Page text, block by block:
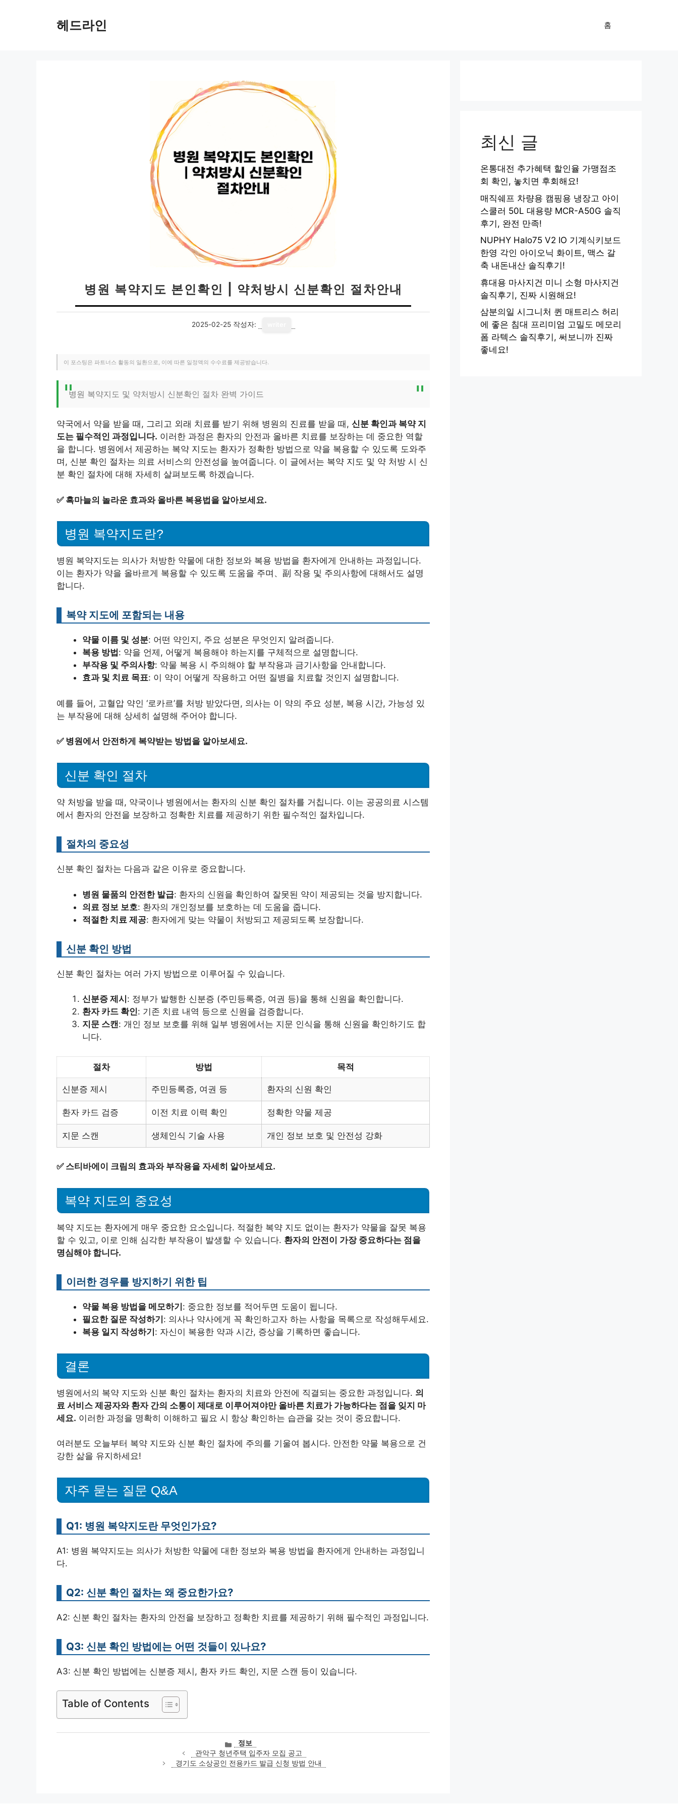
헤드라인 홈
병원 복약지도 본인확인 | 약처방시 신분확인 절차안내
2025-02-25 작성자:
이 포스팅은 파트너스 활동의 일환으로, 이에 따른 일정액의 수수료를 제공받습니다.
병원 복약지도 및 약처방시 신분확인 절차 완벽 가이드
약국에서 약을 받을 때, 그리고 외래 치료를 받기 위해 병원의 진료를 받을 때, 신분 확인과 복약 지
도는 필수적인 과정입니다. 이러한 과정은 환자의 안전과 올바른 치료를 보장하는 데 중요한 역할
을 합니다. 병원에서 제공하는 복약 지도는 환자가 정확한 방법으로 약을 복용할 수 있도록 도와주
며, 신분 확인 절차는 의료 서비스의 안전성을 높여줍니다. 이 글에서는 복약 지도 및 약 처방 시 신
분 확인 절차에 대해 자세히 살펴보도록 하겠습니다.
✅ 흑마늘의 놀라운 효과와 올바른 복용법을 알아보세요.
병원 복약지도란?
병원 복약지도는 의사가 처방한 약물에 대한 정보와 복용 방법을 환자에게 안내하는 과정입니다.
이는 환자가 약을 올바르게 복용할 수 있도록 도움을 주며、副 작용 및 주의사항에 대해서도 설명
합니다.
복약 지도에 포함되는 내용
약물 이름 및 성분: 어떤 약인지, 주요 성분은 무엇인지 알려줍니다.
복용 방법 : 약을 언제, 어떻게 복용해야 하는지를 구체적으로 설명합니다.
부작용 및 주의사항: 약물 복용 시 주의해야 할 부작용과 금기사항을 안내합니다.
효과 및 치료 목표: 이 약이 어떻게 작용하고 어떤 질병을 치료할 것인지 설명합니다.
예를 들어, 고혈압 약인 ‘로카르’를 처방 받았다면, 의사는 이 약의 주요 성분, 복용 시간, 가능성 있
는 부작용에 대해 상세히 설명해 주어야 합니다.
✅ 병원에서 안전하게 복약받는 방법을 알아보세요.
신분 확인 절차
약 처방을 받을 때, 약국이나 병원에서는 환자의 신분 확인 절차를 거칩니다. 이는 공공의료 시스템
에서 환자의 안전을 보장하고 정확한 치료를 제공하기 위한 필수적인 절차입니다.
절차의 중요성
신분 확인 절차는 다음과 같은 이유로 중요합니다.
병원 물품의 안전한 발급: 환자의 신원을 확인하여 잘못된 약이 제공되는 것을 방지합니다.
의료 정보 보호: 환자의 개인정보를 보호하는 데 도움을 줍니다.
적절한 치료 제공: 환자에게 맞는 약물이 처방되고 제공되도록 보장합니다.
신분 확인 방법
신분 확인 절차는 여러 가지 방법으로 이루어질 수 있습니다.
신분증 제시 : 정부가 발행한 신분증 (주민등록증, 여권 등)을 통해 신원을 확인합니다.
환자 카드 확인: 기존 치료 내역 등으로 신원을 검증합니다.
지문 스캔: 개인 정보 보호를 위해 일부 병원에서는 지문 인식을 통해 신원을 확인하기도 합
니다.
절차 방법 목적
신분증 제시 주민등록증, 여권 등 환자의 신원 확인
환자 카드 검증 이전 치료 이력 확인 정확한 약물 제공
지문 스캔 생체인식 기술 사용 개인 정보 보호 및 안전성 강화
✅ 스티바에이 크림의 효과와 부작용을 자세히 알아보세요.
복약 지도의 중요성
복약 지도는 환자에게 매우 중요한 요소입니다. 적절한 복약 지도 없이는 환자가 약물을 잘못 복용
할 수 있고, 이로 인해 심각한 부작용이 발생할 수 있습니다. 환자의 안전이 가장 중요하다는 점을
명심해야 합니다.
이러한 경우를 방지하기 위한 팁
약물 복용 방법을 메모하기: 중요한 정보를 적어두면 도움이 됩니다.
필요한 질문 작성하기: 의사나 약사에게 꼭 확인하고자 하는 사항을 목록으로 작성해두세요.
복용 일지 작성하기: 자신이 복용한 약과 시간, 증상을 기록하면 좋습니다.
결론
병원에서의 복약 지도와 신분 확인 절차는 환자의 치료와 안전에 직결되는 중요한 과정입니다. 의
료 서비스 제공자와 환자 간의 소통이 제대로 이루어져야만 올바른 치료가 가능하다는 점을 잊지 마
세요. 이러한 과정을 명확히 이해하고 필요 시 항상 확인하는 습관을 갖는 것이 중요합니다.
여러분도 오늘부터 복약 지도와 신분 확인 절차에 주의를 기울여 봅시다. 안전한 약물 복용으로 건
강한 삶을 유지하세요!
자주 묻는 질문 Q&A
Q1: 병원 복약지도란 무엇인가요?
A1: 병원 복약지도는 의사가 처방한 약물에 대한 정보와 복용 방법을 환자에게 안내하는 과정입니
다.
Q2: 신분 확인 절차는 왜 중요한가요?
A2: 신분 확인 절차는 환자의 안전을 보장하고 정확한 치료를 제공하기 위해 필수적인 과정입니다.
Q3: 신분 확인 방법에는 어떤 것들이 있나요?
A3: 신분 확인 방법에는 신분증 제시, 환자 카드 확인, 지문 스캔 등이 있습니다.
Table of Contents
카
테
고
정보
관악구 청년주택 입주자 모집 공고
경기도 소상공인 전용카드 발급 신청 방법 안내
최신 글
온통대전 추가혜택 할인율 가맹점조
회 확인, 놓치면 후회해요!
매직쉐프 차량용 캠핑용 냉장고 아이
스쿨러 50L 대용량 MCR-A50G 솔직
후기, 완전 만족!
NUPHY Halo75 V2 IO 기계식키보드
한영 각인 아이오닉 화이트, 맥스 갈
축 내돈내산 솔직후기!
휴대용 마사지건 미니 소형 마사지건
솔직후기, 진짜 시원해요!
삼분의일 시그니처 퀸 매트리스 허리
에 좋은 침대 프리미엄 고밀도 메모리
폼 라텍스 솔직후기, 써보니까 진짜
좋네요!